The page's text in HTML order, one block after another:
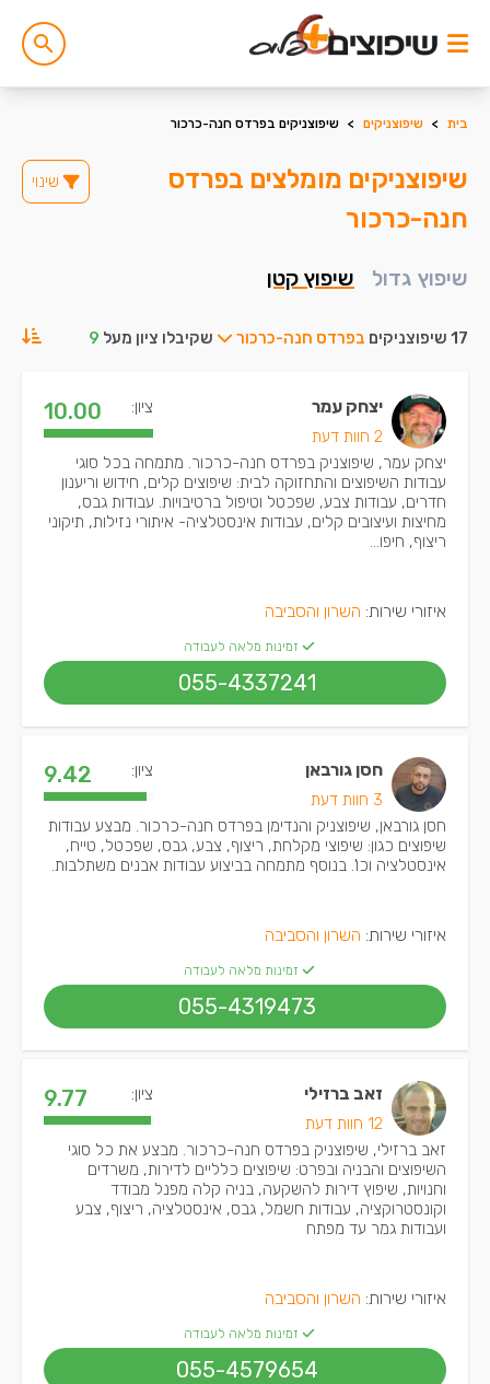
בית > שיפוצניקים > שיפוצניקים בפרדס חנה-כרכור
שיפוצניקים מומלצים בפרדס
חנה-כרכור
שינוי
שיפוץ גדול שיפוץ קטן
17 שיפוצניקים בפרדס חנה-כרכור שקיבלו ציון מעל 9
יצחק עמר
2 חוות דעת
ציון: 10.00
יצחק עמר, שיפוצניק בפרדס חנה-כרכור. מתמחה בכל סוגי
עבודות השיפוצים והתחזוקה לבית: שיפוצים קלים, חידוש וריענון
חדרים, עבודות צבע, שפכטל וטיפול ברטיבויות. עבודות גבס,
מחיצות ועיצובים קלים, עבודות אינסטלציה- איתורי נזילות, תיקוני
ריצוף, חיפו...
איזורי שירות: השרון והסביבה
זמינות מלאה לעבודה
055-4337241
חסן גורבאן
3 חוות דעת
ציון: 9.42
חסן גורבאן, שיפוצניק והנדימן בפרדס חנה-כרכור. מבצע עבודות
שיפוצים כגון: שיפוצי מקלחת, ריצוף, צבע, גבס, שפכטל, טייח,
אינסטלציה וכו'. בנוסף מתמחה בביצוע עבודות אבנים משתלבות.
איזורי שירות: השרון והסביבה
זמינות מלאה לעבודה
055-4319473
זאב ברזילי
12 חוות דעת
ציון: 9.77
זאב ברזילי, שיפוצניק בפרדס חנה-כרכור. מבצע את כל סוגי
השיפוצים והבניה ובפרט: שיפוצים כלליים לדירות, משרדים
וחנויות, שיפוץ דירות להשקעה, בניה קלה מפנל מבודד
וקונסטרוקציה, עבודות חשמל, גבס, אינסטלציה, ריצוף, צבע
ועבודות גמר עד מפתח
איזורי שירות: השרון והסביבה
זמינות מלאה לעבודה
055-4579654